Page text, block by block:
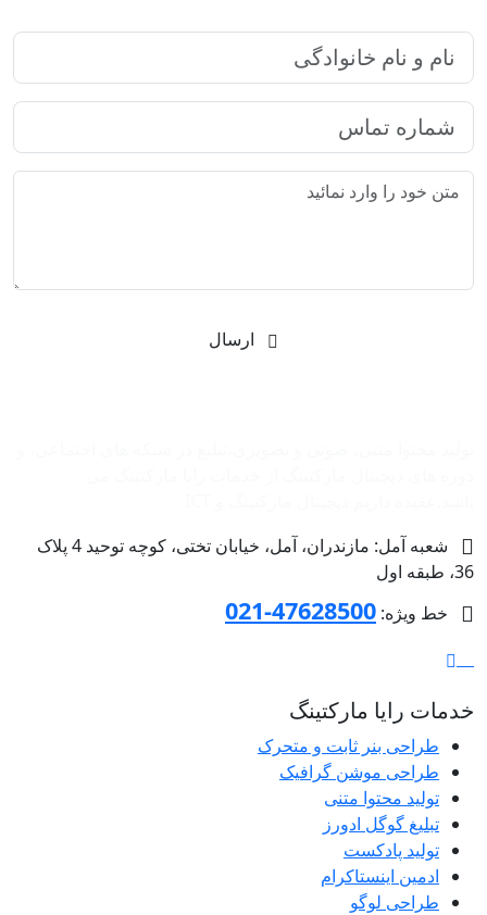
شعبه آمل: مازندران، آمل، خیابان تختی، کوچه توحید 4 پلاک
36، طبقه اول
خط ویژه: 47628500-021
خدمات رایا مارکتینگ
طراحی بنر ثابت و متحرک
طراحی موشن گرافیک
تولید محتوا متنی
تبلیغ گوگل ادورز
تولید پادکست
ادمین اینستاکرام
طراحی لوگو